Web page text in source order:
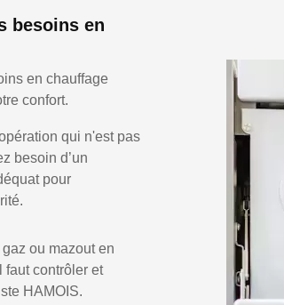
besoins en
en chauffage
confort.
qui n'est pas
besoin d’un
pour
ou mazout en
faut contrôler et
HAMOIS.